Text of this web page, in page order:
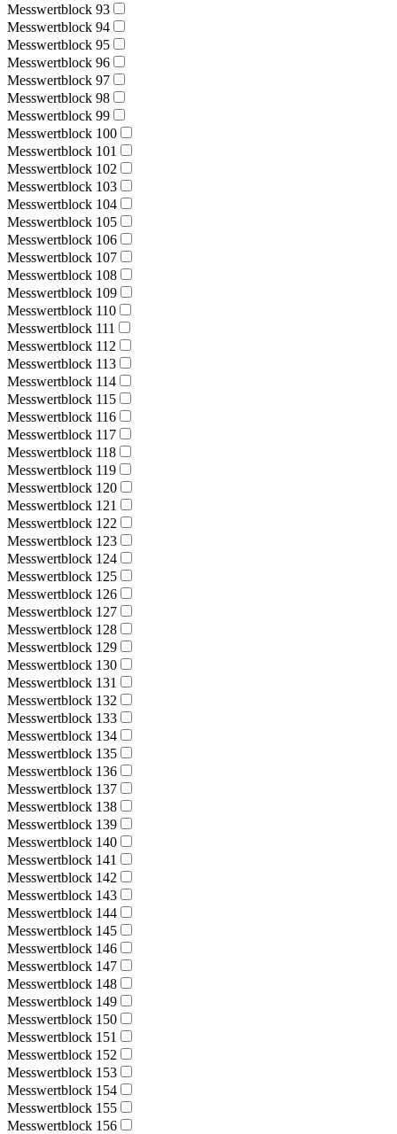
Messwertblock 93
Messwertblock 94
Messwertblock 95
Messwertblock 96
Messwertblock 97
Messwertblock 98
Messwertblock 99
Messwertblock 100
Messwertblock 101
Messwertblock 102
Messwertblock 103
Messwertblock 104
Messwertblock 105
Messwertblock 106
Messwertblock 107
Messwertblock 108
Messwertblock 109
Messwertblock 110
Messwertblock 111
Messwertblock 112
Messwertblock 113
Messwertblock 114
Messwertblock 115
Messwertblock 116
Messwertblock 117
Messwertblock 118
Messwertblock 119
Messwertblock 120
Messwertblock 121
Messwertblock 122
Messwertblock 123
Messwertblock 124
Messwertblock 125
Messwertblock 126
Messwertblock 127
Messwertblock 128
Messwertblock 129
Messwertblock 130
Messwertblock 131
Messwertblock 132
Messwertblock 133
Messwertblock 134
Messwertblock 135
Messwertblock 136
Messwertblock 137
Messwertblock 138
Messwertblock 139
Messwertblock 140
Messwertblock 141
Messwertblock 142
Messwertblock 143
Messwertblock 144
Messwertblock 145
Messwertblock 146
Messwertblock 147
Messwertblock 148
Messwertblock 149
Messwertblock 150
Messwertblock 151
Messwertblock 152
Messwertblock 153
Messwertblock 154
Messwertblock 155
Messwertblock 156